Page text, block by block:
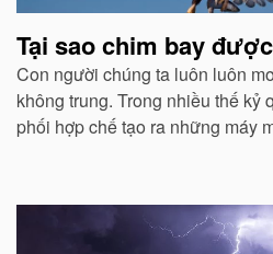
Tại sao chim bay
Con người chúng ta luôn luôn
không trung. Trong nhiều thế kỷ
phối hợp chế tạo ra những máy